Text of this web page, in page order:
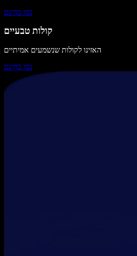
נסו בחינם
קולות טבעיים
האזינו לקולות שנשמעים אמיתיים
נסו בחינם